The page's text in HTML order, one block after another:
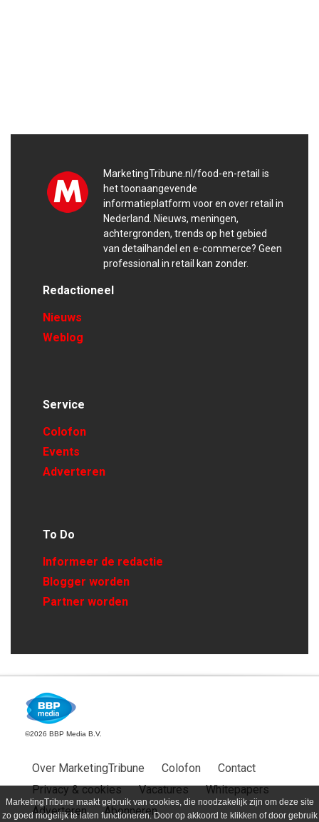
MarketingTribune maakt gebruik van cookies, die noodzakelijk zijn om deze site
zo goed mogelijk te laten functioneren. Door op akkoord te klikken of door gebruik
MarketingTribune.nl/food-en-retail is
het toonaangevende
informatieplatform voor en over retail in
Nederland. Nieuws, meningen,
achtergronden, trends op het gebied
van detailhandel en e-commerce? Geen
professional in retail kan zonder.
Redactioneel
Nieuws
Weblog
Service
Colofon
Events
Adverteren
To Do
Informeer de redactie
Blogger worden
Partner worden
©2026 BBP Media B.V.
Over MarketingTribune Colofon
Contact
Privacy & cookies
Vacatures
Whitepapers
Adverteren
Abonneren